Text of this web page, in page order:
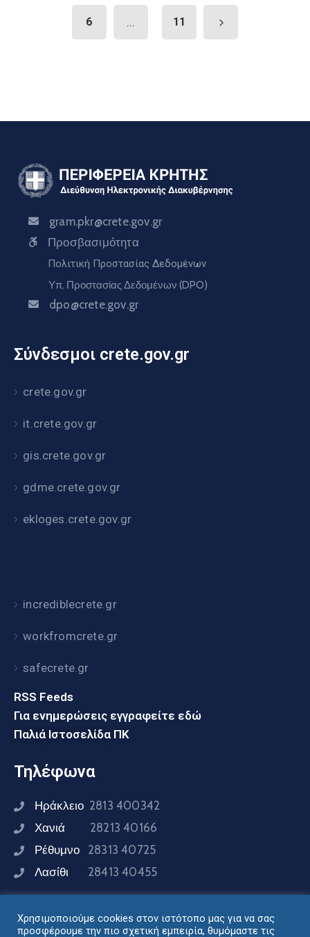
6 ... 11
gram.pkr@crete.gov.gr
Προσβασιμότητα
Πολιτική Προστασίας Δεδομένων
Υπ. Προστασίας Δεδομένων (DPO)
dpo@crete.gov.gr
Σύνδεσμοι crete.gov.gr
crete.gov.gr
it.crete.gov.gr
gis.crete.gov.gr
gdme.crete.gov.gr
ekloges.crete.gov.gr
incrediblecrete.gr
workfromcrete.gr
safecrete.gr
RSS Feeds
Για ενημερώσεις εγγραφείτε εδώ
Παλιά Ιστοσελίδα ΠΚ
Τηλέφωνα
Ηράκλειο 2813 400342
Χανιά 28213 40166
Ρέθυμνο 28313 40725
Λασίθι 28413 40455
Συνδεθείτε μαζί μας
Χρησιμοποιούμε cookies στον ιστότοπο μας για να σας
προσφέρουμε την πιο σχετική εμπειρία, θυμόμαστε τις